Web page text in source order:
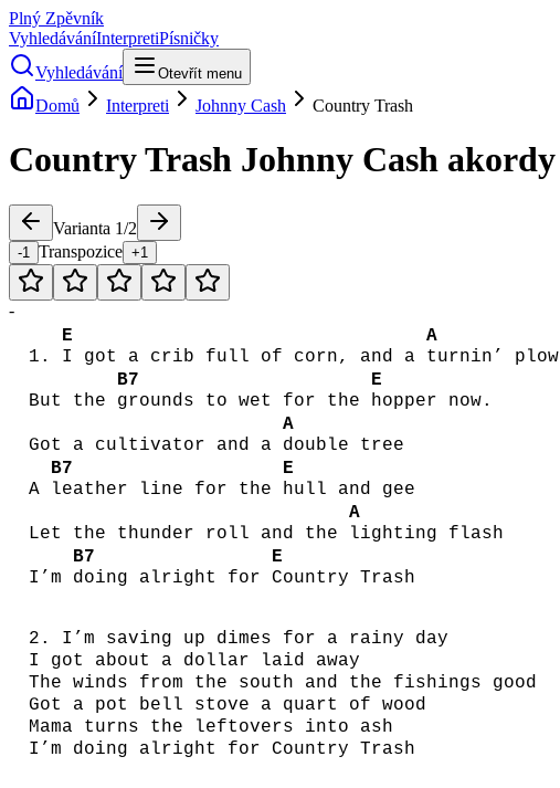
Plný Zpěvník
VyhledáváníInterpretiPísničky
Vyhledávání
Otevřít menu
Domů Interpreti Johnny Cash Country Trash
Country Trash Johnny Cash akordy
Varianta 1/2
-1 Transpozice +1
-
1.
E
I got a crib full of corn, and a
A
turnin’ plow
But the
B7
grounds to wet for the
E
hopper now.
Got a cultivator and a
A
double tree
A
B7
leather line for the
E
hull and gee
Let the thunder roll and the
A
lighting flash
I’m
B7
doing alright for
E
Country Trash
2. I’m saving up dimes for a rainy day
I got about a dollar laid away
The winds from the south and the fishings good
Got a pot bell stove a quart of wood
Mama turns the leftovers into ash
I’m doing alright for Country Trash